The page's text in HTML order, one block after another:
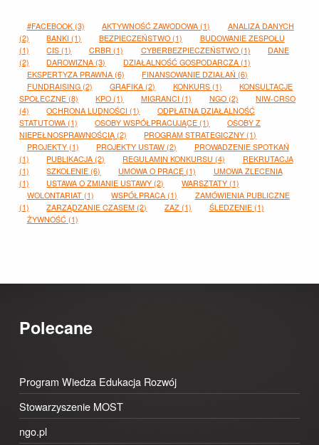
#FACEBOOK(3) AKTYWNOŚĆ ZAWODOWA (1)
ANALIZA DANYCH
(2)
BANKI (1) BEZPIECZEŃSTWO (1)
BUDOWANIE ZESPOŁU
(1)
CIS (1) CRBR (1) CYBERBEZPIECZEŃSTWO(1)
DANE
(2)
DAROWIZNA (3) DZIAŁALNOŚĆ GOSPODARCZA (1)
EKSPERTYZA PRAWNA(6) FINANSOWANIE DZIAŁAŃ (6)
FUNDRAISING(2) GRAFIKA (2) KONKURS(1)
KONSULTACJE
SPOŁECZNE(8) KPO (1) MIGRANCI (1) NGO(2)
NIW-CRSO
(4)
OCHRONA LUDNOŚCI (1)
ODPŁATNA DZIAŁALNOŚĆ
STATUTOWA(1) OSOBY WSPÓŁPRACUJĄCE (1)
OSOBY Z
NIEPEŁNOSPRAWNOŚCIĄ(2) PROGRAM STRATEGICZNY (1)
PROJEKTY(1) PROJEKTY USTAW (2)
PROWADZENIE SPOTKAŃ
(1)
PUBLIKACJA (2) REGULAMIN KONKURSU (4)
REKRUTACJA
(1)
SZKOLENIE (6) UMOWA O PRACĘ (1)
UMOWA ZLECENIA
(1)
USTAWA O ZMIANIE USTAWY (2) WARSZTATY (1)
WOLONTARIAT(1) WSPÓŁPRACA (1)
ZAMÓWIENIA PUBLICZNE
(1)
ZARZĄDZANIE CZASEM (2) ZAZ (1) ŚLEDZENIE(1)
ŻYWNOŚĆ(1)
Polecane
Program Wiedza Edukacja Rozwój
Stowarzyszenie MOST
ngo.pl